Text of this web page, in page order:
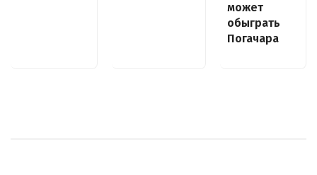
может
обыграть
Погачара